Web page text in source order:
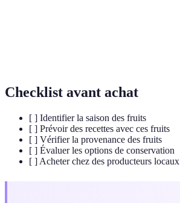
Checklist avant achat
[ ] Identifier la saison des fruits
[ ] Prévoir des recettes avec ces fruits
[ ] Vérifier la provenance des fruits
[ ] Évaluer les options de conservation
[ ] Acheter chez des producteurs locaux